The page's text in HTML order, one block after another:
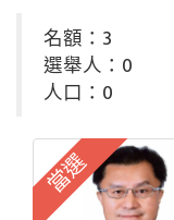
名額：3
選舉人：0
人口：0
當選